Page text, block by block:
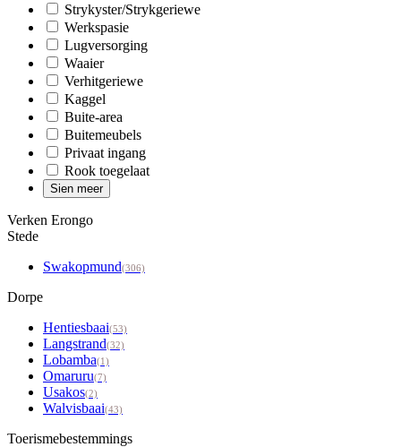
Strykyster/Strykgeriewe
Werkspasie
Lugversorging
Waaier
Verhitgeriewe
Kaggel
Buite-area
Buitemeubels
Privaat ingang
Rook toegelaat
Sien meer
Verken Erongo
Stede
Swakopmund(306)
Dorpe
Hentiesbaai(53)
Langstrand(32)
Lobamba(1)
Omaruru(7)
Usakos(2)
Walvisbaai(43)
Toerismebestemmings